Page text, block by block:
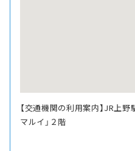
【交通機関の利用案内】JR上
マルイ」２階